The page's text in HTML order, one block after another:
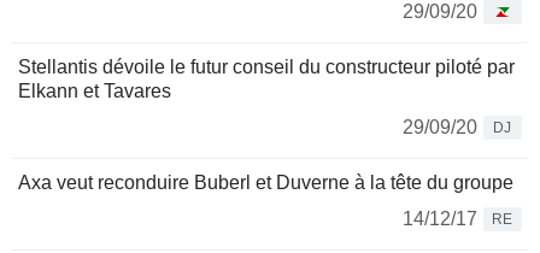
29/09/20
Stellantis dévoile le futur conseil du constructeur piloté par
Elkann et Tavares
29/09/20
DJ
Axa veut reconduire Buberl et Duverne à la tête du groupe
14/12/17
RE